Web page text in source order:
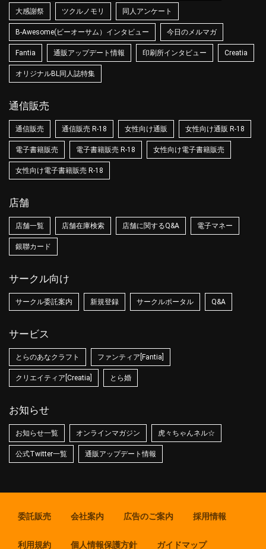
大感謝祭 ツクルノモリ 同人アンケート
B-Awesome(ビーオーサム）インタビュー 今日のメルマガ
Fantia 通販アップデート情報 印刷所インタビュー Creatia
オリジナルBL同人誌特集
通信販売
通信販売 通信販売 R-18 女性向け通販 女性向け通販 R-18
電子書籍販売 電子書籍販売 R-18 女性向け電子書籍販売
女性向け電子書籍販売 R-18
店舗
店舗一覧 店舗在庫検索 店舗に関するQ&A 電子マネー
銀聯カード
サークル向け
サークル委託案内 新規登録 サークルポータル Q&A
サービス
とらのあなクラフト ファンティア[Fantia]
クリエイティア[Creatia] とら婚
お知らせ
お知らせ一覧 オンラインマガジン 虎々ちゃんネル☆
公式Twitter一覧 通販アップデート情報
委託販売 会社案内 広告のご案内 採用情報
利用規約 個人情報保護方針 ガイドマップ